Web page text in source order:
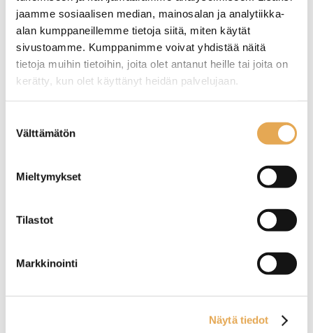
jaamme sosiaalisen median, mainosalan ja analytiikka-
alan kumppaneillemme tietoja siitä, miten käytät
sivustoamme. Kumppanimme voivat yhdistää näitä
tietoja muihin tietoihin, joita olet antanut heille tai joita on
kerätty, kun olet käyttänyt heidän palvelujaan.
valinta
Välttämätön
Mieltymykset
Tilastot
Markkinointi
Näytä tiedot
Ruokaveitsi Alex Kahvilusikka Alex
Fresh